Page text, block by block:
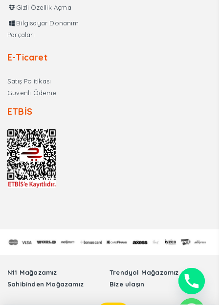
Gizli Özellik Açma
Bilgisayar Donanım
Parçaları
E-Ticaret
Satış Politikası
Güvenli Ödeme
ETBİS
N11 Mağazamız
Trendyol Mağazamız
Sahibinden Mağazamız
Bize ulaşın